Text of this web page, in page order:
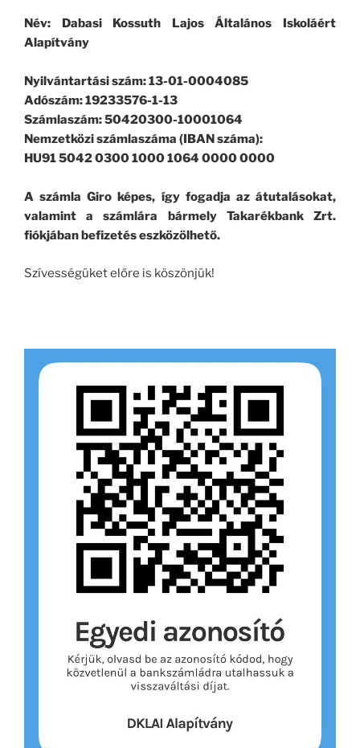
Név: Dabasi Kossuth Lajos Általános Iskoláért
Alapítvány
Nyilvántartási szám: 13-01-0004085
Adószám: 19233576-1-13
Számlaszám: 50420300-10001064
Nemzetközi számlaszáma (IBAN száma):
HU91 5042 0300 1000 1064 0000 0000
A számla Giro képes, így fogadja az átutalásokat,
valamint a számlára bármely Takarékbank Zrt.
fiókjában befizetés eszközölhető.
Szívességüket előre is köszönjük!